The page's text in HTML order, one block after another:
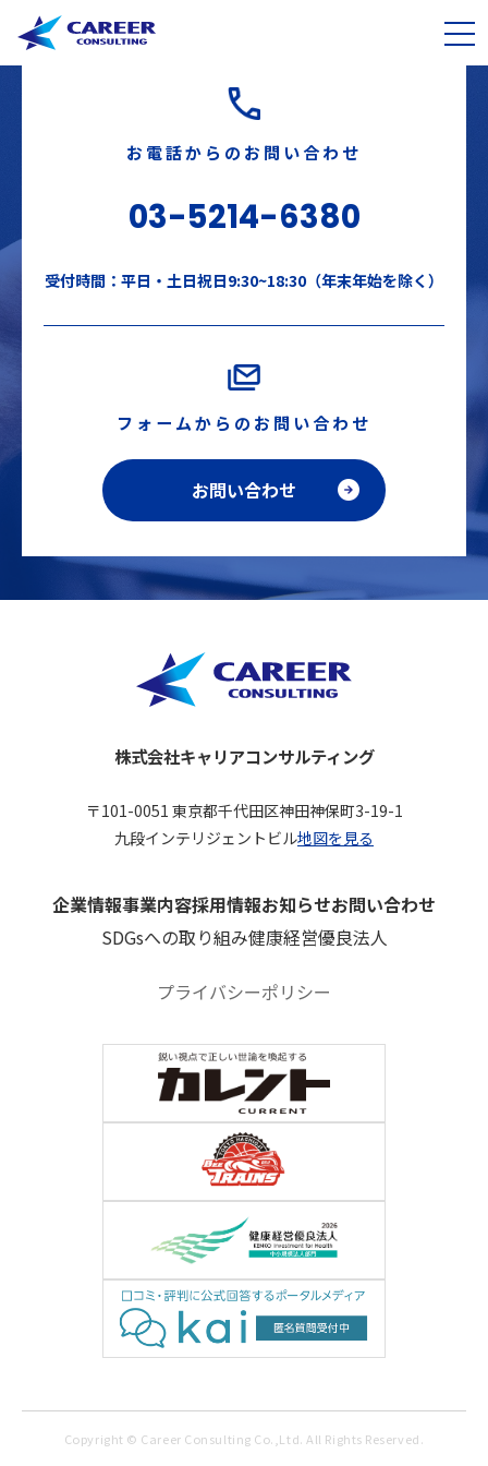
お電話からのお問い合わせ
03-5214-6380
受付時間：平日・土日祝日9:30~18:30（年末年始を除く）
フォームからのお問い合わせ
お問い合わせ
株式会社キャリアコンサルティング
〒101-0051 東京都千代田区神田神保町3-19-1
九段インテリジェントビル地図を見る
企業情報事業内容採用情報お知らせお問い合わせ
SDGsへの取り組み健康経営優良法人
プライバシーポリシー
Copyright © Career Consulting Co.,Ltd. All Rights Reserved.